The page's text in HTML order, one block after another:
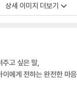
상세 이미지 더보기
고 싶은 말,
에게 전하는 완전한 마음